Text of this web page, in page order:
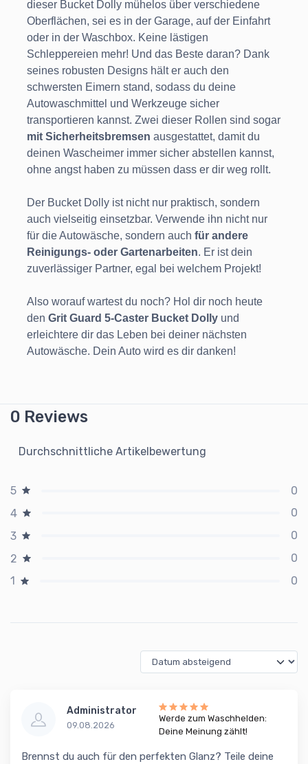
dieser Bucket Dolly mühelos über verschiedene
Oberflächen, sei es in der Garage, auf der Einfahrt
oder in der Waschbox. Keine lästigen
Schleppereien mehr! Und das Beste daran? Dank
seines robusten Designs hält er auch den
schwersten Eimern stand, sodass du deine
Autowaschmittel und Werkzeuge sicher
transportieren kannst. Zwei dieser Rollen sind sogar
mit Sicherheitsbremsen ausgestattet, damit du
deinen Wascheimer immer sicher abstellen kannst,
ohne angst haben zu müssen dass er dir weg rollt.
Der Bucket Dolly ist nicht nur praktisch, sondern
auch vielseitig einsetzbar. Verwende ihn nicht nur
für die Autowäsche, sondern auch für andere
Reinigungs- oder Gartenarbeiten. Er ist dein
zuverlässiger Partner, egal bei welchem Projekt!
Also worauf wartest du noch? Hol dir noch heute
den Grit Guard 5-Caster Bucket Dolly und
erleichtere dir das Leben bei deiner nächsten
Autowäsche. Dein Auto wird es dir danken!
0 Reviews
Durchschnittliche Artikelbewertung
5
0
4
0
3
0
2
0
1
0
Administrator
09.08.2026
Werde zum Waschhelden:
Deine Meinung zählt!
Brennst du auch für den perfekten Glanz? Teile deine